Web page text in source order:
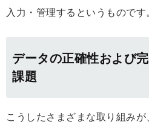
入力・管理するというものです
データの正確性および
課題
こうしたさまざまな取り組み